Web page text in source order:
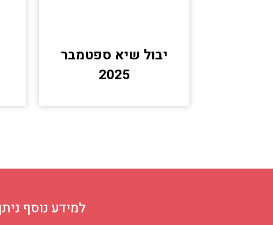
יבול שיא ספטמבר
2025
למידע נוסף ניתן